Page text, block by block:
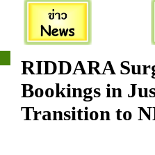
RIDDARA
Bookings in
Transition to